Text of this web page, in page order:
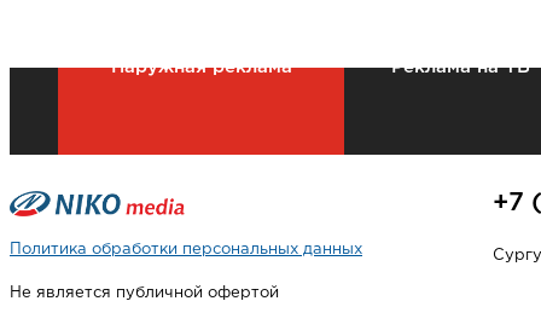
Наружная реклама Реклама на ТВ
Политика обработки персональных данных
Не является публичной офертой
+7